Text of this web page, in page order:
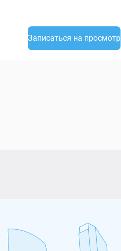
Записаться на просмотр